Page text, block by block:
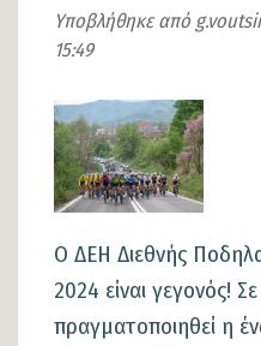
Υποβλήθηκε από
15:49
Εικόνα
Ο ΔΕΗ Διεθνής
2024 είναι γεγονός!
πραγματοποιηθεί η